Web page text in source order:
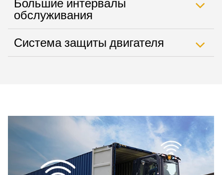
Большие интервалы
обслуживания
Система защиты двигателя